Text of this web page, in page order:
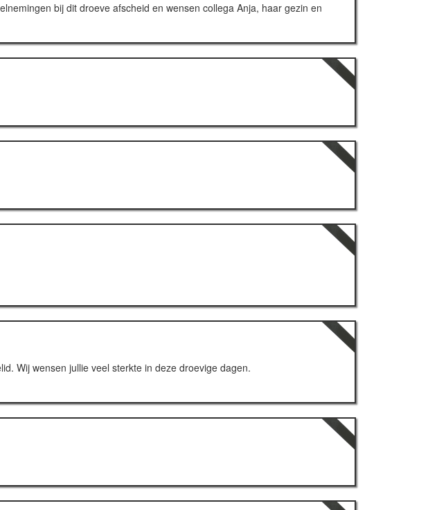
bij dit droeve afscheid en wensen collega Anja, haar gezin en
Wij wensen jullie veel sterkte in deze droevige dagen.